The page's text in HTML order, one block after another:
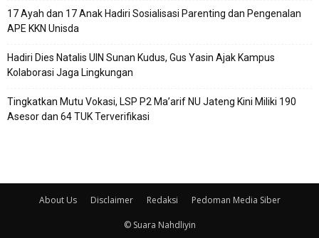
17 Ayah dan 17 Anak Hadiri Sosialisasi Parenting dan Pengenalan
APE KKN Unisda
Hadiri Dies Natalis UIN Sunan Kudus, Gus Yasin Ajak Kampus
Kolaborasi Jaga Lingkungan
Tingkatkan Mutu Vokasi, LSP P2 Ma’arif NU Jateng Kini Miliki 190
Asesor dan 64 TUK Terverifikasi
About Us Disclaimer Redaksi Pedoman Media Siber
© Suara Nahdliyin